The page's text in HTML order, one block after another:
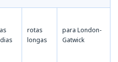
rotas
longas
para London-
Gatwick